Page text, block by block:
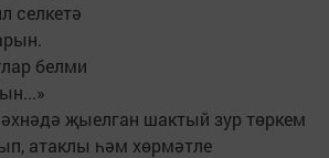
селкетә
белми
җыелган шактый зур төркем
атаклы һәм хөрмәтле